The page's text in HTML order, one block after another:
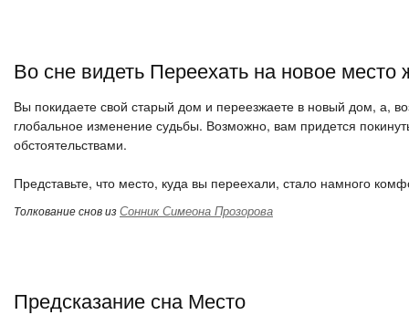
Во сне видеть Переехать на новое место
Вы покидаете свой старый дом и переезжаете в новый дом, а,
глобальное изменение судьбы. Возможно, вам придется
обстоятельствами.
Представьте, что место, куда вы переехали, стало намного
Толкование снов изСонник Симеона Прозорова
Предсказание сна Место